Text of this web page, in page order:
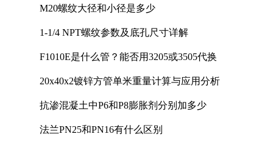
M20螺纹大径和小径是多少
1-1/4 NPT螺纹参数及底孔尺寸详解
F1010E是什么管？能否用3205或3505代换
20x40x2镀锌方管单米重量计算与应用分析
抗渗混凝土中P6和P8膨胀剂分别加多少
法兰PN25和PN16有什么区别